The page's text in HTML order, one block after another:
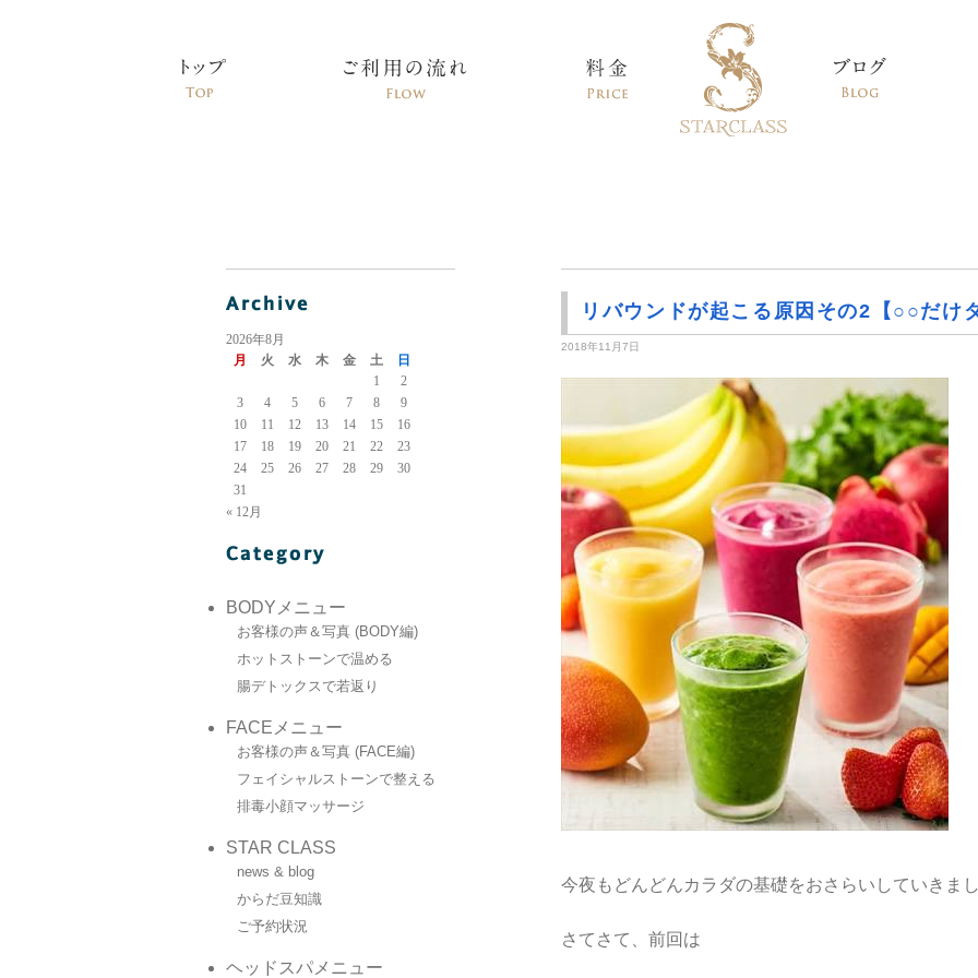
リバウンドが起こる原因その2【○○だけ
2018年11月7日
今夜もどんどんカラダの基礎をおさらいしていきま
さてさて、前回は
2026年8月
月
火 水 木 金 土
日
1
2
3
4 5 6 7 8
9
10
11 12 13 14 15
16
17
18 19 20 21 22
23
24
25 26 27 28 29
30
31
« 12月
BODYメニュー
お客様の声＆写真 (BODY編)
ホットストーンで温める
腸デトックスで若返り
FACEメニュー
お客様の声＆写真 (FACE編)
フェイシャルストーンで整える
排毒小顔マッサージ
STAR CLASS
news & blog
からだ豆知識
ご予約状況
ヘッドスパメニュー